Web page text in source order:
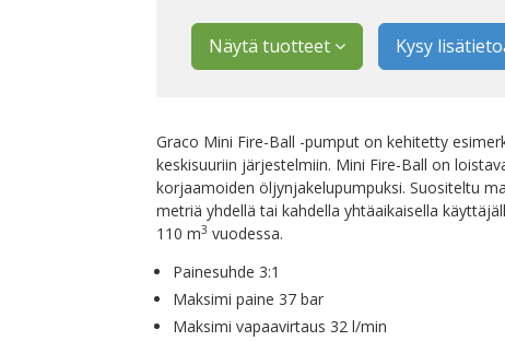
Näytä tuotteet Kysy
Graco Mini Fire-Ball -pumput on kehitetty
keskisuuriin järjestelmiin. Mini Fire-Ball on
korjaamoiden öljynjakelupumpuksi. Suositeltu
metriä yhdellä tai kahdella yhtäaikaisella
110 m3 vuodessa.
Painesuhde 3:1
Maksimi paine 37 bar
Maksimi vapaavirtaus 32 l/min